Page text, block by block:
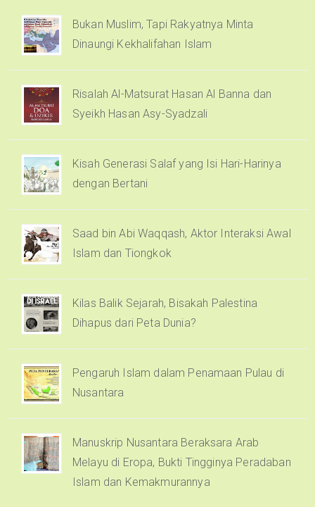
Bukan Muslim, Tapi Rakyatnya Minta
Dinaungi Kekhalifahan Islam
Risalah Al-Matsurat Hasan Al Banna dan
Syeikh Hasan Asy-Syadzali
Kisah Generasi Salaf yang Isi Hari-Harinya
dengan Bertani
Saad bin Abi Waqqash, Aktor Interaksi Awal
Islam dan Tiongkok
Kilas Balik Sejarah, Bisakah Palestina
Dihapus dari Peta Dunia?
Pengaruh Islam dalam Penamaan Pulau di
Nusantara
Manuskrip Nusantara Beraksara Arab
Melayu di Eropa, Bukti Tingginya Peradaban
Islam dan Kemakmurannya